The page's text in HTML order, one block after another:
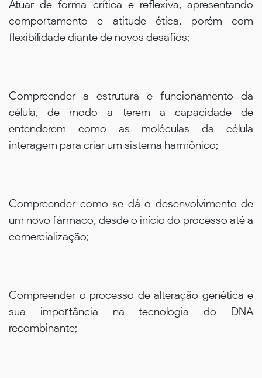
Atuar de forma crítica e reflexiva, apresentando
comportamento e atitude ética, porém com
flexibilidade diante de novos desafios;
Compreender a estrutura e funcionamento da
célula, de modo a terem a capacidade de
entenderem como as moléculas da célula
interagem para criar um sistema harmônico;
Compreender como se dá o desenvolvimento de
um novo fármaco, desde o início do processo até a
comercialização;
Compreender o processo de alteração genética e
sua importância na tecnologia do DNA
recombinante;